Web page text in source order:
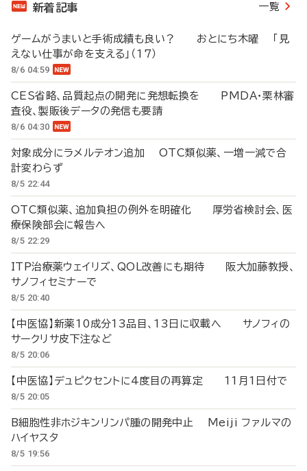
新着記事 一覧
ゲームがうまいと手術成績も良い？ おとにち木曜 「見
えない仕事が命を支える」（17）
8/6 04:59
CES省略、品質起点の開発に発想転換を PMDA・栗林審
査役、製販後データの発信も要請
8/6 04:30
対象成分にラメルテオン追加 OTC類似薬、一増一減で合
計変わらず
8/5 22:44
OTC類似薬、追加負担の例外を明確化 厚労省検討会、医
療保険部会に報告へ
8/5 22:29
ITP治療薬ウェイリズ、QOL改善にも期待 阪大加藤教授、
サノフィセミナーで
8/5 20:40
【中医協】新薬10成分13品目、13日に収載へ サノフィの
サークリサ皮下注など
8/5 20:06
【中医協】デュピクセントに4度目の再算定 11月1日付で
8/5 20:05
B細胞性非ホジキンリンパ腫の開発中止 Meiji ファルマの
ハイヤスタ
8/5 19:56